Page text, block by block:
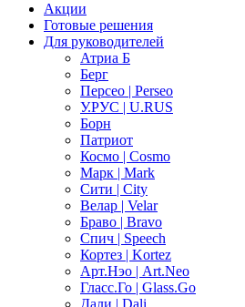
Акции
Готовые решения
Для руководителей
Атриа Б
Берг
Персео | Perseo
У.РУС | U.RUS
Борн
Патриот
Космо | Cosmo
Марк | Mark
Сити | City
Велар | Velar
Браво | Bravo
Спич | Speech
Кортез | Kortez
Арт.Нэо | Art.Neo
Гласс.Го | Glass.Go
Дали | Dali